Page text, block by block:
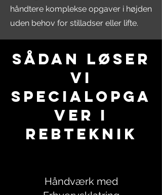
håndtere komplekse opgaver i højden
uden behov for stilladser eller lifte.
Kontakt Os
Sådan Løser
Vi
Specialopga
ver i
Rebteknik
Håndværk med